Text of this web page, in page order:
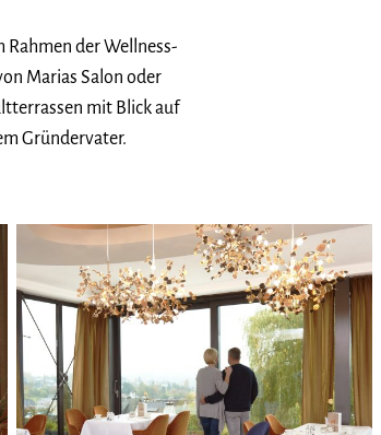
Rahmen der Wellness-
Marias Salon oder
mit Blick auf
Gründervater.